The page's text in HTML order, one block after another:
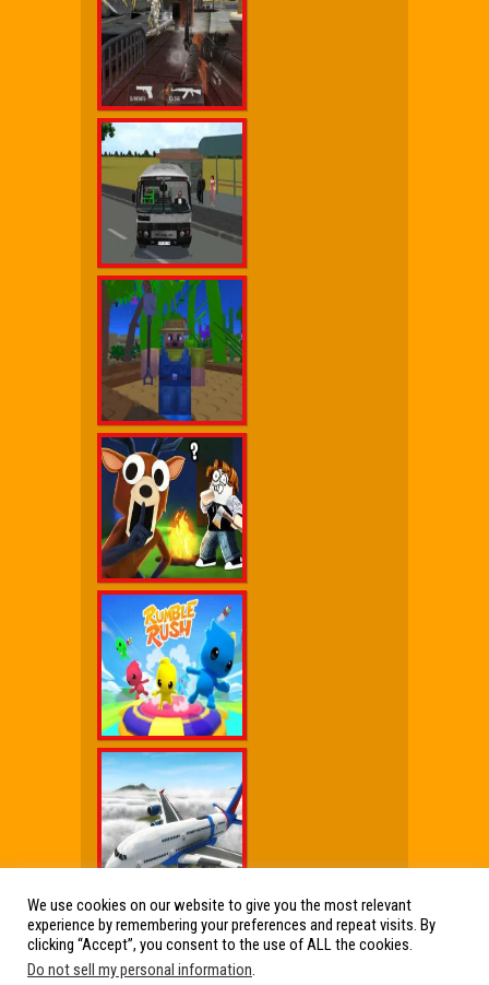
Wx Cheat Games|Click Jogos Pro|Humor wx
We use cookies on our website to give you the most relevant
experience by remembering your preferences and repeat visits. By
clicking “Accept”, you consent to the use of ALL the cookies.
Do not sell my personal information.